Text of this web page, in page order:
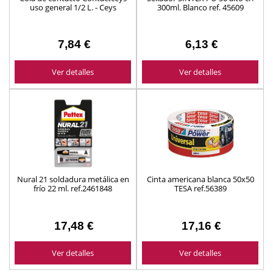
uso general 1/2 L. - Ceys
7,84 €
Ver detalles
300ml. Blanco ref. 45609
6,13 €
Ver detalles
Nural 21 soldadura metálica en
frío 22 ml. ref.2461848
17,48 €
Ver detalles
Cinta americana blanca 50x50
TESA ref.56389
17,16 €
Ver detalles